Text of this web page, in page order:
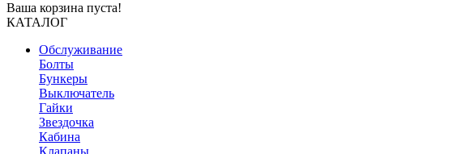
Ваша корзина пуста!
КАТАЛОГ
Обслуживание
Болты
Бункеры
Выключатель
Гайки
Звездочка
Кабина
Клапаны